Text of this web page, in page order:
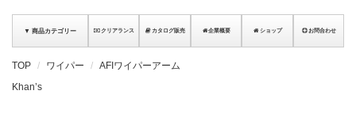
▼ 商品カテゴリー クリアランス カタログ販売 企業概要 ショップ お問合わせ
TOP ワイパー
AFIワイパーアーム
Khan’s